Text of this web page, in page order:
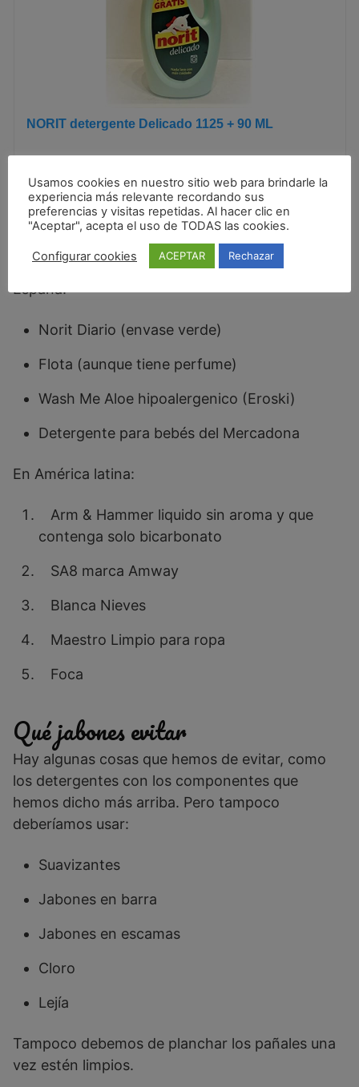
NORIT detergente Delicado 1125 + 90 ML
9,95 EUR
Ver Oferta
Si lo buscas de manera presencial y estás en
España:
Norit Diario (envase verde)
Flota (aunque tiene perfume)
Wash Me Aloe hipoalergenico (Eroski)
Detergente para bebés del Mercadona
En América latina:
Arm & Hammer liquido sin aroma y que
contenga solo bicarbonato
SA8 marca Amway
Blanca Nieves
Maestro Limpio para ropa
Foca
Qué jabones evitar
Hay algunas cosas que hemos de evitar, como
los detergentes con los componentes que
hemos dicho más arriba. Pero tampoco
deberíamos usar:
Suavizantes
Jabones en barra
Jabones en escamas
Cloro
Lejía
Tampoco debemos de planchar los pañales una
vez estén limpios.
Usamos cookies en nuestro sitio web para brindarle la
experiencia más relevante recordando sus
preferencias y visitas repetidas. Al hacer clic en
"Aceptar", acepta el uso de TODAS las cookies.
Configurar cookies ACEPTAR Rechazar